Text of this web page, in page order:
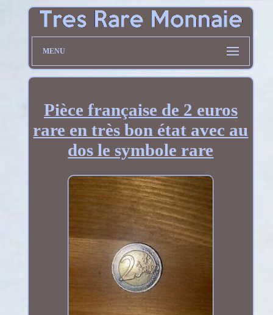
MENU
Pièce française de 2 euros
rare en très bon état avec au
dos le symbole rare